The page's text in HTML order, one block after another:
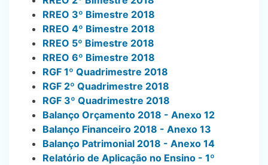
RREO 3º Bimestre 2018
RREO 4º Bimestre 2018
RREO 5º Bimestre 2018
RREO 6º Bimestre 2018
RGF 1º Quadrimestre 2018
RGF 2º Quadrimestre 2018
RGF 3º Quadrimestre 2018
Balanço Orçamento 2018 - Anexo 12
Balanço Financeiro 2018 - Anexo 13
Balanço Patrimonial 2018 - Anexo 14
Relatório de Aplicação no Ensino - 1º